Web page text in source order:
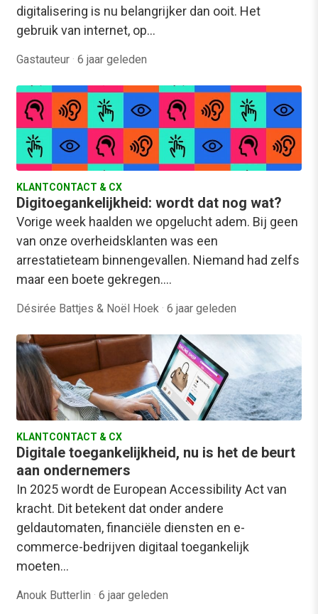
digitalisering is nu belangrijker dan ooit. Het
gebruik van internet, op…
Gastauteur · 6 jaar geleden
KLANTCONTACT & CX
Digitoegankelijkheid: wordt dat nog wat?
Vorige week haalden we opgelucht adem. Bij geen
van onze overheidsklanten was een
arrestatieteam binnengevallen. Niemand had zelfs
maar een boete gekregen.…
Désirée Battjes & Noël Hoek · 6 jaar geleden
KLANTCONTACT & CX
Digitale toegankelijkheid, nu is het de beurt
aan ondernemers
In 2025 wordt de European Accessibility Act van
kracht. Dit betekent dat onder andere
geldautomaten, financiële diensten en e-
commerce-bedrijven digitaal toegankelijk
moeten…
Anouk Butterlin · 6 jaar geleden